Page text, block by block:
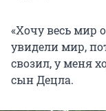
«Хочу весь мир
увидели мир,
свозил, у меня
сын Децла.